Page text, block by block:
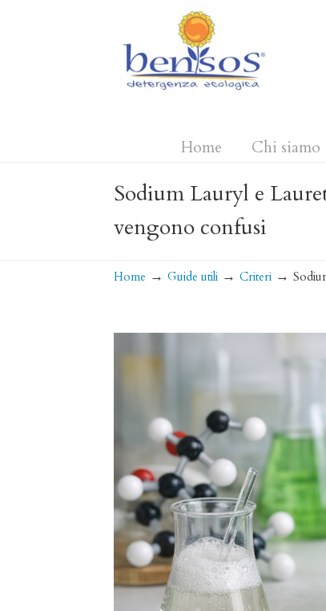
Home Chi siamo
Sodium Lauryl e
vengono confusi
Home → Guide utili → Criteri →